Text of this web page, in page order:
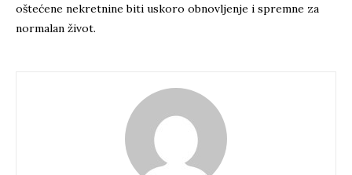
oštećene nekretnine biti uskoro obnovljenje i spremne za
normalan život.